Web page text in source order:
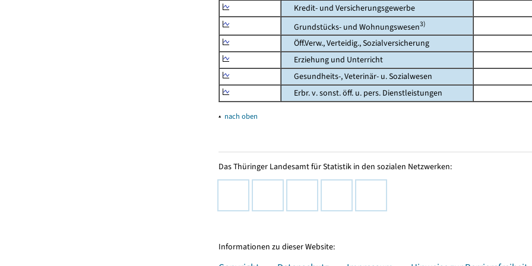
Kredit- und Versicherungsgewerbe
Grundstücks- und Wohnungswesen3)
Öff.Verw., Verteidig., Sozialversicherung
Erziehung und Unterricht
Gesundheits-, Veterinär- u. Sozialwesen
Erbr. v. sonst. öff. u. pers. Dienstleistungen
▴ nach oben
Das Thüringer Landesamt für Statistik in den sozialen Netzwerken:
Informationen zu dieser Website: